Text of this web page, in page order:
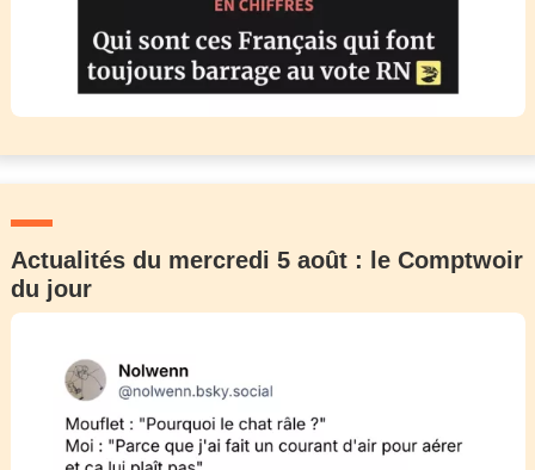
Actualités du mercredi 5 août : le Comptwoir
du jour